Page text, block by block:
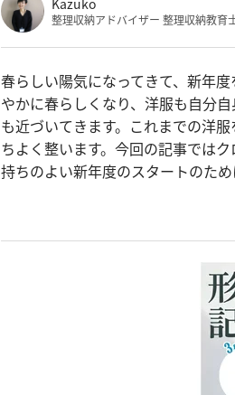
整理収納アドバイザー 整理収納教育
春らしい陽気になってきて、新年
やかに春らしくなり、洋服も自分
も近づいてきます。これまでの洋
ちよく整います。今回の記事では
持ちのよい新年度のスタートのた